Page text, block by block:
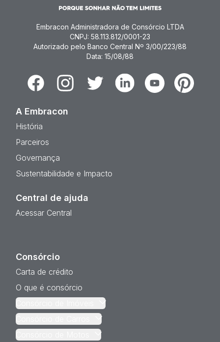
Embracon Administradora de Consórcio LTDA
CNPJ: 58.113.812/0001-23
Autorizado pelo Banco Central Nº 3/00/223/88
Data: 15/08/88
FacebookInstagramTwitter LinkedinYoutubePinterest
A Embracon
História
Parceiros
Governança
Sustentabilidade e Impacto
Central de ajuda
Acessar Central
Consórcio
Carta de crédito
O que é consórcio
Consórcio de Imóveis
Consórcio de Carros
Consórcio de Motos